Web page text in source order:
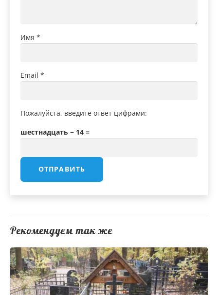
Имя *
Email *
Пожалуйста, введите ответ цифрами:
шестнадцать − 14 =
Рекомендуем так же